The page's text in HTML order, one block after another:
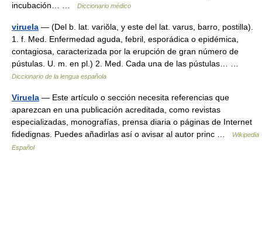
incubación… …
Diccionario médico
viruela — (Del b. lat. variŏla, y este del lat. varus, barro, postilla).
1. f. Med. Enfermedad aguda, febril, esporádica o epidémica,
contagiosa, caracterizada por la erupción de gran número de
pústulas. U. m. en pl.) 2. Med. Cada una de las pústulas… …
Diccionario de la lengua española
Viruela — Este artículo o sección necesita referencias que
aparezcan en una publicación acreditada, como revistas
especializadas, monografías, prensa diaria o páginas de Internet
fidedignas. Puedes añadirlas así o avisar al autor princ …
Wikipedia
Español